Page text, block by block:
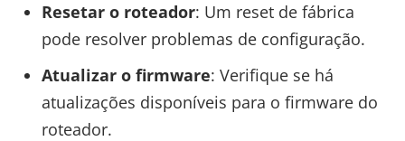
Resetar o roteador: Um reset de fábrica
pode resolver problemas de configuração.
Atualizar o firmware: Verifique se há
atualizações disponíveis para o firmware do
roteador.